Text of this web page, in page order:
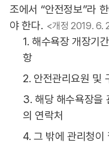
조에서 “안전정보”라
야 한다. <개정 2019. 6.
1. 해수욕장 개장기
항
2. 안전관리요원 및
3. 해당 해수욕장을
의 연락처
4. 그 밖에 관리청이